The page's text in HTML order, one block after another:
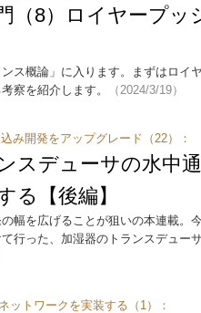
（8）ロイヤープッ
ス概論」に入ります。まずはロイ
察を紹介します。
（2024/3/19）
み開発をアップグレード（22）：
スデューサの水中
る【後編】
幅を広げることが狙いの本連載。
行った、加湿器のトランスデュー
ットワークを実装する（1）：